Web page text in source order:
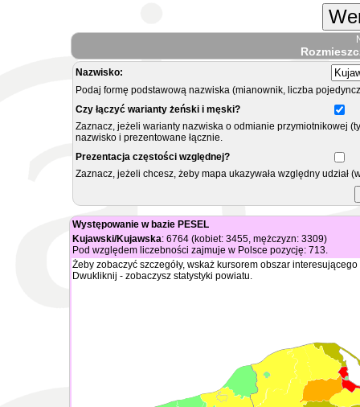
Nazwisko:
Podaj formę podstawową nazwiska (mianownik, liczba
Czy łączyć warianty żeński i męski?
Zaznacz, jeżeli warianty nazwiska o odmianie przymiotnikowej
nazwisko i prezentowane łącznie.
Prezentacja częstości względnej?
Zaznacz, jeżeli chcesz, żeby mapa ukazywała względny
Występowanie w bazie PESEL
Kujawski/Kujawska: 6764 (kobiet: 3455, mężczyzn: 3309)
Pod względem liczebności zajmuje w Polsce pozycję: 713.
Żeby zobaczyć szczegóły, wskaż kursorem obszar
Dwukliknij - zobaczysz statystyki powiatu.